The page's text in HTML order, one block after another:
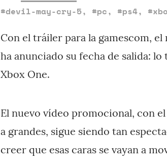
#devil-may-cry-5, #pc, #ps4,
Con el tráiler para la gamescom,
ha anunciado su fecha de salida:
Xbox One.
El nuevo vídeo promocional, con
a grandes, sigue siendo tan
creer que esas caras se vayan a